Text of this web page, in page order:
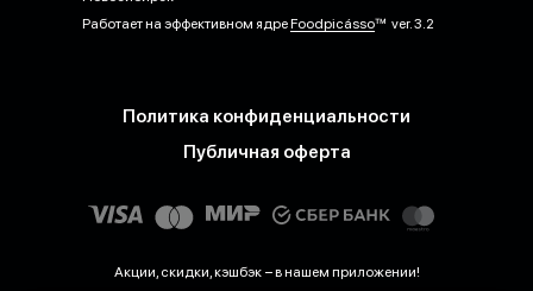
Работает на эффективном ядреFoodpicássover. 3.2
Политика конфиденциальности
Публичная оферта
Акции, скидки, кэшбэк − в нашем приложении!